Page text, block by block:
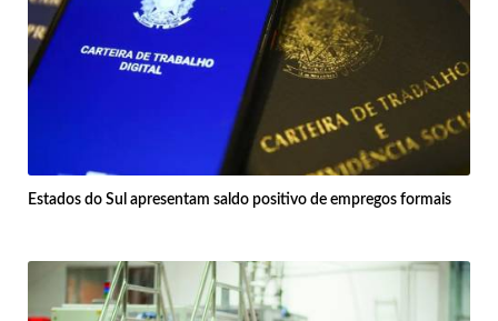
Estados do Sul apresentam saldo positivo de empregos formais